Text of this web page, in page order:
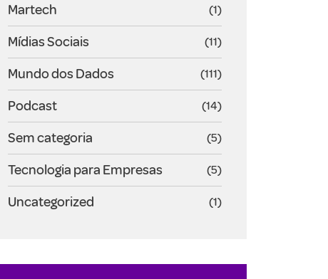
Martech (1)
Mídias Sociais (11)
Mundo dos Dados (111)
Podcast (14)
Sem categoria (5)
Tecnologia para Empresas (5)
Uncategorized (1)